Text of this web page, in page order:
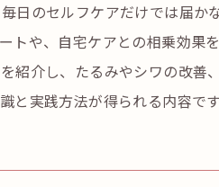
日のセルフケアだけでは届
や、自宅ケアとの相乗効果
紹介し、たるみやシワの改
実践方法が得られる内容です